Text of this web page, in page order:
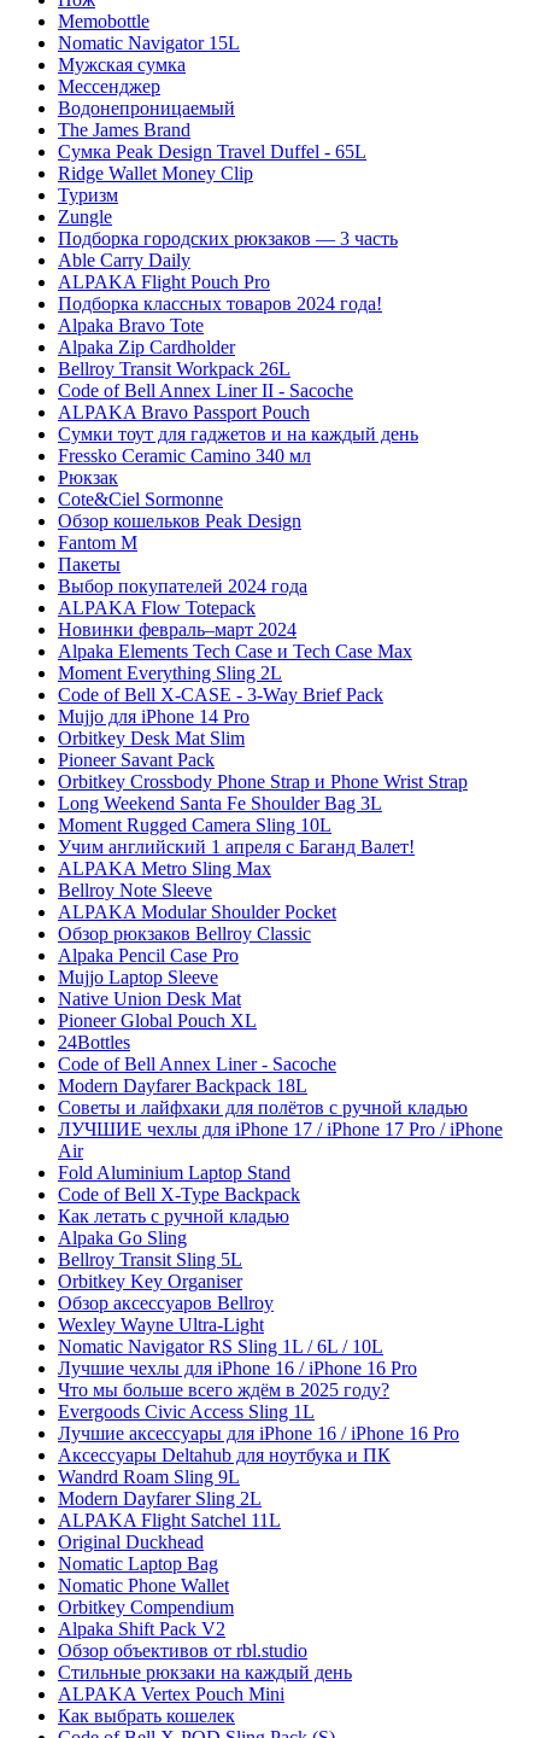
Memobottle
Nomatic Navigator 15L
Мужская сумка
Мессенджер
Водонепроницаемый
The James Brand
Сумка Peak Design Travel Duffel - 65L
Ridge Wallet Money Clip
Туризм
Zungle
Подборка городских рюкзаков — 3 часть
Able Carry Daily
ALPAKA Flight Pouch Pro
Подборка классных товаров 2024 года!
Alpaka Bravo Tote
Alpaka Zip Cardholder
Bellroy Transit Workpack 26L
Code of Bell Annex Liner II - Sacoche
ALPAKA Bravo Passport Pouch
Сумки тоут для гаджетов и на каждый день
Fressko Ceramic Camino 340 мл
Рюкзак
Cote&Ciel Sormonne
Обзор кошельков Peak Design
Fantom M
Пакеты
Выбор покупателей 2024 года
ALPAKA Flow Totepack
Новинки февраль–март 2024
Alpaka Elements Tech Case и Tech Case Max
Moment Everything Sling 2L
Code of Bell X-CASE - 3-Way Brief Pack
Mujjo для iPhone 14 Pro
Orbitkey Desk Mat Slim
Pioneer Savant Pack
Orbitkey Crossbody Phone Strap и Phone Wrist Strap
Long Weekend Santa Fe Shoulder Bag 3L
Moment Rugged Camera Sling 10L
Учим английский 1 апреля с Баганд Валет!
ALPAKA Metro Sling Max
Bellroy Note Sleeve
ALPAKA Modular Shoulder Pocket
Обзор рюкзаков Bellroy Classic
Alpaka Pencil Case Pro
Mujjo Laptop Sleeve
Native Union Desk Mat
Pioneer Global Pouch XL
24Bottles
Code of Bell Annex Liner - Sacoche
Modern Dayfarer Backpack 18L
Советы и лайфхаки для полётов с ручной кладью
ЛУЧШИЕ чехлы для iPhone 17 / iPhone 17 Pro / iPhone
Air
Fold Aluminium Laptop Stand
Code of Bell X-Type Backpack
Как летать с ручной кладью
Alpaka Go Sling
Bellroy Transit Sling 5L
Orbitkey Key Organiser
Обзор аксессуаров Bellroy
Wexley Wayne Ultra-Light
Nomatic Navigator RS Sling 1L / 6L / 10L
Лучшие чехлы для iPhone 16 / iPhone 16 Pro
Что мы больше всего ждём в 2025 году?
Evergoods Civic Access Sling 1L
Лучшие аксессуары для iPhone 16 / iPhone 16 Pro
Аксессуары Deltahub для ноутбука и ПК
Wandrd Roam Sling 9L
Modern Dayfarer Sling 2L
ALPAKA Flight Satchel 11L
Original Duckhead
Nomatic Laptop Bag
Nomatic Phone Wallet
Orbitkey Compendium
Alpaka Shift Pack V2
Обзор объективов от rbl.studio
Стильные рюкзаки на каждый день
ALPAKA Vertex Pouch Mini
Как выбрать кошелек